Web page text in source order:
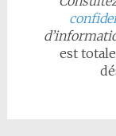
est